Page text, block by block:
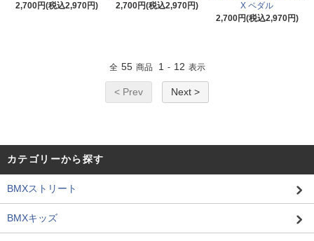
2,700円(税込2,970円)
2,700円(税込2,970円)
X ペダル
2,700円(税込2,970円)
全 55 商品 1 - 12 表示
< Prev Next >
カテゴリーから探す
BMXストリート
BMXキッズ